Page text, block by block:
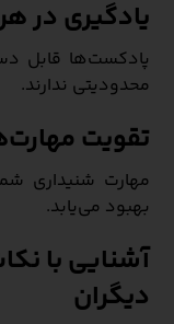
یادگیری در
پادکست‌ها قابل
محدودیتی ندارند.
تقویت
مهارت شنیداری
بهبود می‌یابد.
آشنایی با
دیگران